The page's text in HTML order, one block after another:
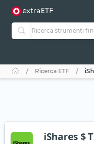
Ricerca ETF
iShares $